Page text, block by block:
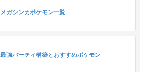
メガシンカポケモン一覧
最強パーティ構築とおすすめポケモン